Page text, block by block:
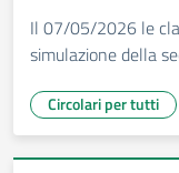
Il 07/05/2026 le
simulazione della
Circolari per tutti